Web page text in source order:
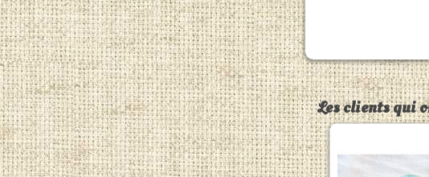
Les clients qui